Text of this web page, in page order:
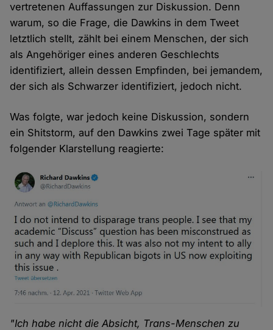
vertretenen Auffassungen zur Diskussion. Denn
warum, so die Frage, die Dawkins in dem Tweet
letztlich stellt, zählt bei einem Menschen, der sich
als Angehöriger eines anderen Geschlechts
identifiziert, allein dessen Empfinden, bei jemandem,
der sich als Schwarzer identifiziert, jedoch nicht.
Was folgte, war jedoch keine Diskussion, sondern
ein Shitstorm, auf den Dawkins zwei Tage später mit
folgender Klarstellung reagierte:
"Ich habe nicht die Absicht, Trans-Menschen zu